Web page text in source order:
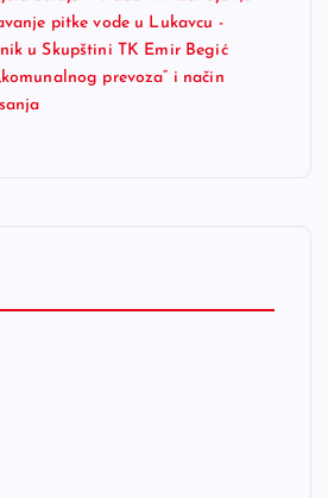
pitke vode u Lukavcu -
u Skupštini TK Emir Begić
prevoza“ i način